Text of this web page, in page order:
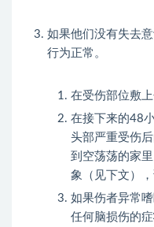
如果他们没有失去
行为正常。
在受伤部位敷
在接下来的48
头部严重受伤
到空荡荡的家
象（见下文）
如果伤者异常
任何脑损伤的